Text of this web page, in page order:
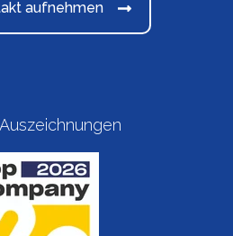
aufnehmen